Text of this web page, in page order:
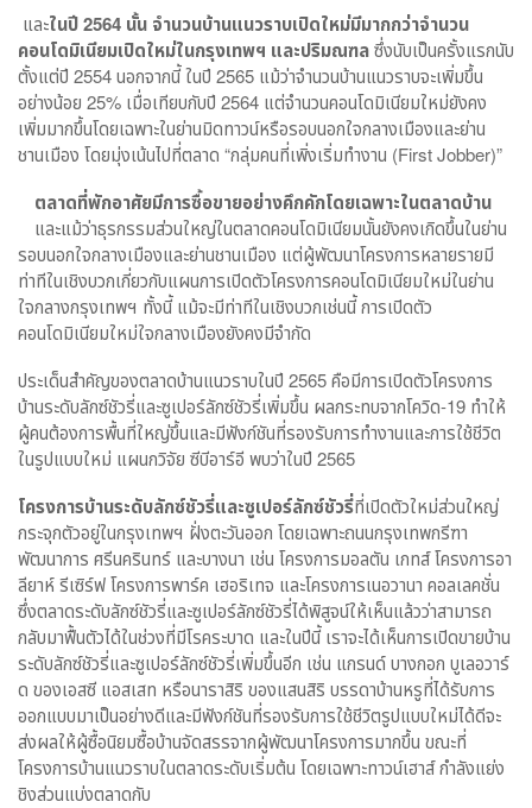
และในปี2564 นั้น จำนวนบ้านแนวราบเปิดใหม่มีมากกว่าจำนวน
คอนโดมิเนียมเปิดใหม่ในกรุงเทพฯ และปริมณฑลซึ่งนับเป็นครั้งแรกนับ
ตั้งแต่ปี 2554 นอกจากนี้ ในปี 2565 แม้ว่าจำนวนบ้านแนวราบจะเพิ่มขึ้น
อย่างน้อย 25% เมื่อเทียบกับปี 2564 แต่จำนวนคอนโดมิเนียมใหม่ยังคง
เพิ่มมากขึ้นโดยเฉพาะในย่านมิดทาวน์หรือรอบนอกใจกลางเมืองและย่าน
ชานเมือง โดยมุ่งเน้นไปที่ตลาด “กลุ่มคนที่เพิ่งเริ่มทำงาน (First Jobber)”
ตลาดที่พักอาศัยมีการซื้อขายอย่างคึกคักโดยเฉพาะในตลาดบ้าน
และแม้ว่าธุรกรรมส่วนใหญ่ในตลาดคอนโดมิเนียมนั้นยังคงเกิดขึ้นในย่าน
รอบนอกใจกลางเมืองและย่านชานเมือง แต่ผู้พัฒนาโครงการหลายรายมี
ท่าทีในเชิงบวกเกี่ยวกับแผนการเปิดตัวโครงการคอนโดมิเนียมใหม่ในย่าน
ใจกลางกรุงเทพฯ ทั้งนี้ แม้จะมีท่าทีในเชิงบวกเช่นนี้ การเปิดตัว
คอนโดมิเนียมใหม่ใจกลางเมืองยังคงมีจำกัด
ประเด็นสำคัญของตลาดบ้านแนวราบในปี 2565 คือมีการเปิดตัวโครงการ
บ้านระดับลักซ์ชัวรี่และซูเปอร์ลักซ์ชัวรี่เพิ่มขึ้น ผลกระทบจากโควิด-19 ทำให้
ผู้คนต้องการพื้นที่ใหญ่ขึ้นและมีฟังก์ชันที่รองรับการทำงานและการใช้ชีวิต
ในรูปแบบใหม่ แผนกวิจัย ซีบีอาร์อี พบว่าในปี 2565
โครงการบ้านระดับลักซ์ชัวรี่และซูเปอร์ลักซ์ชัวรี่ที่เปิดตัวใหม่ส่วนใหญ่
กระจุกตัวอยู่ในกรุงเทพฯ ฝั่งตะวันออก โดยเฉพาะถนนกรุงเทพกรีฑา
พัฒนาการ ศรีนครินทร์ และบางนา เช่น โครงการมอลตัน เกทส์ โครงการอา
ลียาห์ รีเซิร์ฟ โครงการพาร์ค เฮอริเทจ และโครงการเนอวานา คอลเลคชั่น
ซึ่งตลาดระดับลักซ์ชัวรี่และซูเปอร์ลักซ์ชัวรี่ได้พิสูจน์ให้เห็นแล้วว่าสามารถ
กลับมาฟื้นตัวได้ในช่วงที่มีโรคระบาด และในปีนี้ เราจะได้เห็นการเปิดขายบ้าน
ระดับลักซ์ชัวรี่และซูเปอร์ลักซ์ชัวรี่เพิ่มขึ้นอีก เช่น แกรนด์ บางกอก บูเลอวาร์
ด ของเอสซี แอสเสท หรือนาราสิริ ของแสนสิริ บรรดาบ้านหรูที่ได้รับการ
ออกแบบมาเป็นอย่างดีและมีฟังก์ชันที่รองรับการใช้ชีวิตรูปแบบใหม่ได้ดีจะ
ส่งผลให้ผู้ซื้อนิยมซื้อบ้านจัดสรรจากผู้พัฒนาโครงการมากขึ้น ขณะที่
โครงการบ้านแนวราบในตลาดระดับเริ่มต้น โดยเฉพาะทาวน์เฮาส์ กำลังแย่ง
ชิงส่วนแบ่งตลาดกับ